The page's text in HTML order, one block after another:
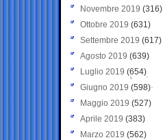
Novembre 2019 (316)
Ottobre 2019 (631)
Settembre 2019 (617)
Agosto 2019 (639)
Luglio 2019 (654)
Giugno 2019 (598)
Maggio 2019 (527)
Aprile 2019 (383)
Marzo 2019 (562)